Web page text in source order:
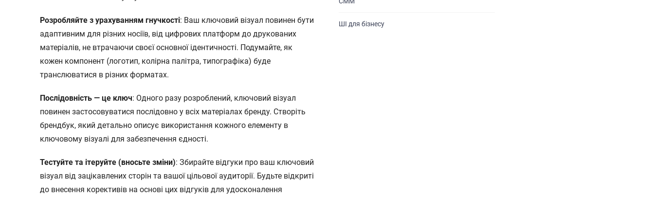
Розробляйте з урахуванням гнучкості: Ваш ключовий візуал повинен бути
адаптивним для різних носіїв, від цифрових платформ до друкованих
матеріалів, не втрачаючи своєї основної ідентичності. Подумайте, як
кожен компонент (логотип, колірна палітра, типографіка) буде
транслюватися в різних форматах.
Послідовність — це ключ: Одного разу розроблений, ключовий візуал
повинен застосовуватися послідовно у всіх матеріалах бренду. Створіть
брендбук, який детально описує використання кожного елементу в
ключовому візуалі для забезпечення єдності.
Тестуйте та ітеруйте (вносьте зміни): Збирайте відгуки про ваш ключовий
візуал від зацікавлених сторін та вашої цільової аудиторії. Будьте відкриті
до внесення корективів на основі цих відгуків для удосконалення
ШІ для бізнесу